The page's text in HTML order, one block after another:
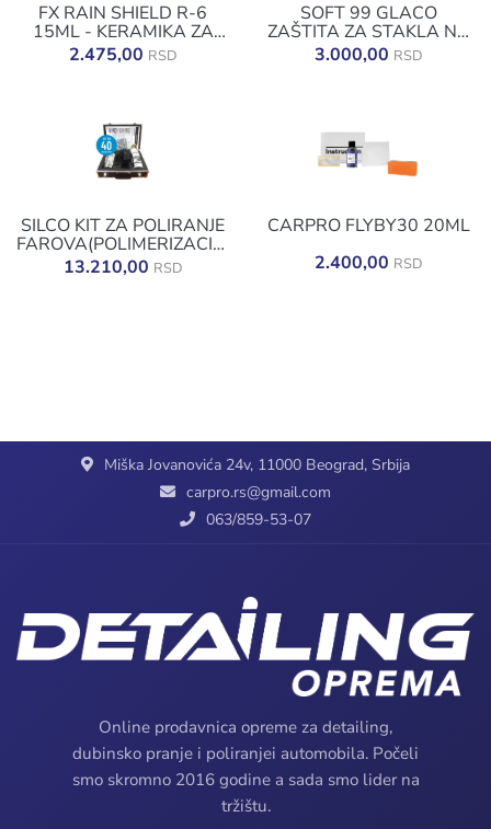
FX RAIN SHIELD R-6
15ML - KERAMIKA ZA
STAKLA
2.475,00 RSD
SOFT 99 GLACO
ZAŠTITA ZA STAKLA NA
AUTU 70ML
3.000,00 RSD
SILCO KIT ZA POLIRANJE
FAROVA(POLIMERIZACIJA)
80401
13.210,00 RSD
CARPRO FLYBY30 20ML
2.400,00 RSD
Miška Jovanovića 24v, 11000 Beograd, Srbija
carpro.rs@gmail.com
063/859-53-07
Online prodavnica opreme za detailing,
dubinsko pranje i poliranjei automobila. Počeli
smo skromno 2016 godine a sada smo lider na
tržištu.